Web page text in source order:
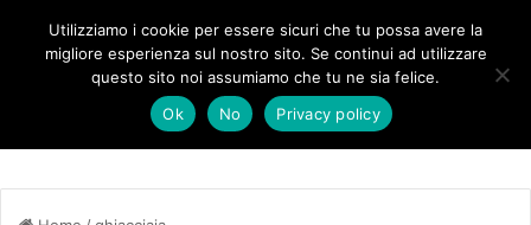
Forza Italia, il legnaghese Donà nella segreteria regionale
Utilizziamo i cookie per essere sicuri che tu possa avere la
migliore esperienza sul nostro sito. Se continui ad utilizzare
questo sito noi assumiamo che tu ne sia felice.
Ok
No Privacy policy